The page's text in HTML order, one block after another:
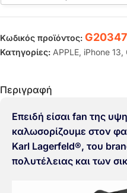
Κωδικός προϊόντος: G20347
Κατηγορίες: APPLE, iPhone 13,
Περιγραφή
Επειδή είσαι fan της
καλωσορίζουμε στον
Karl Lagerfeld®, του
πολυτέλειας και των